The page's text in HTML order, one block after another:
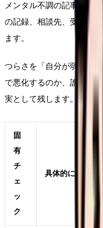
メンタル不調の記事では
の記録、相談先、受診の
ます。
つらさを「自分が弱い」
で悪化するのか、誰との
実として残します。
固
有
チ
ェ
ッ
ク
具体的に見ること